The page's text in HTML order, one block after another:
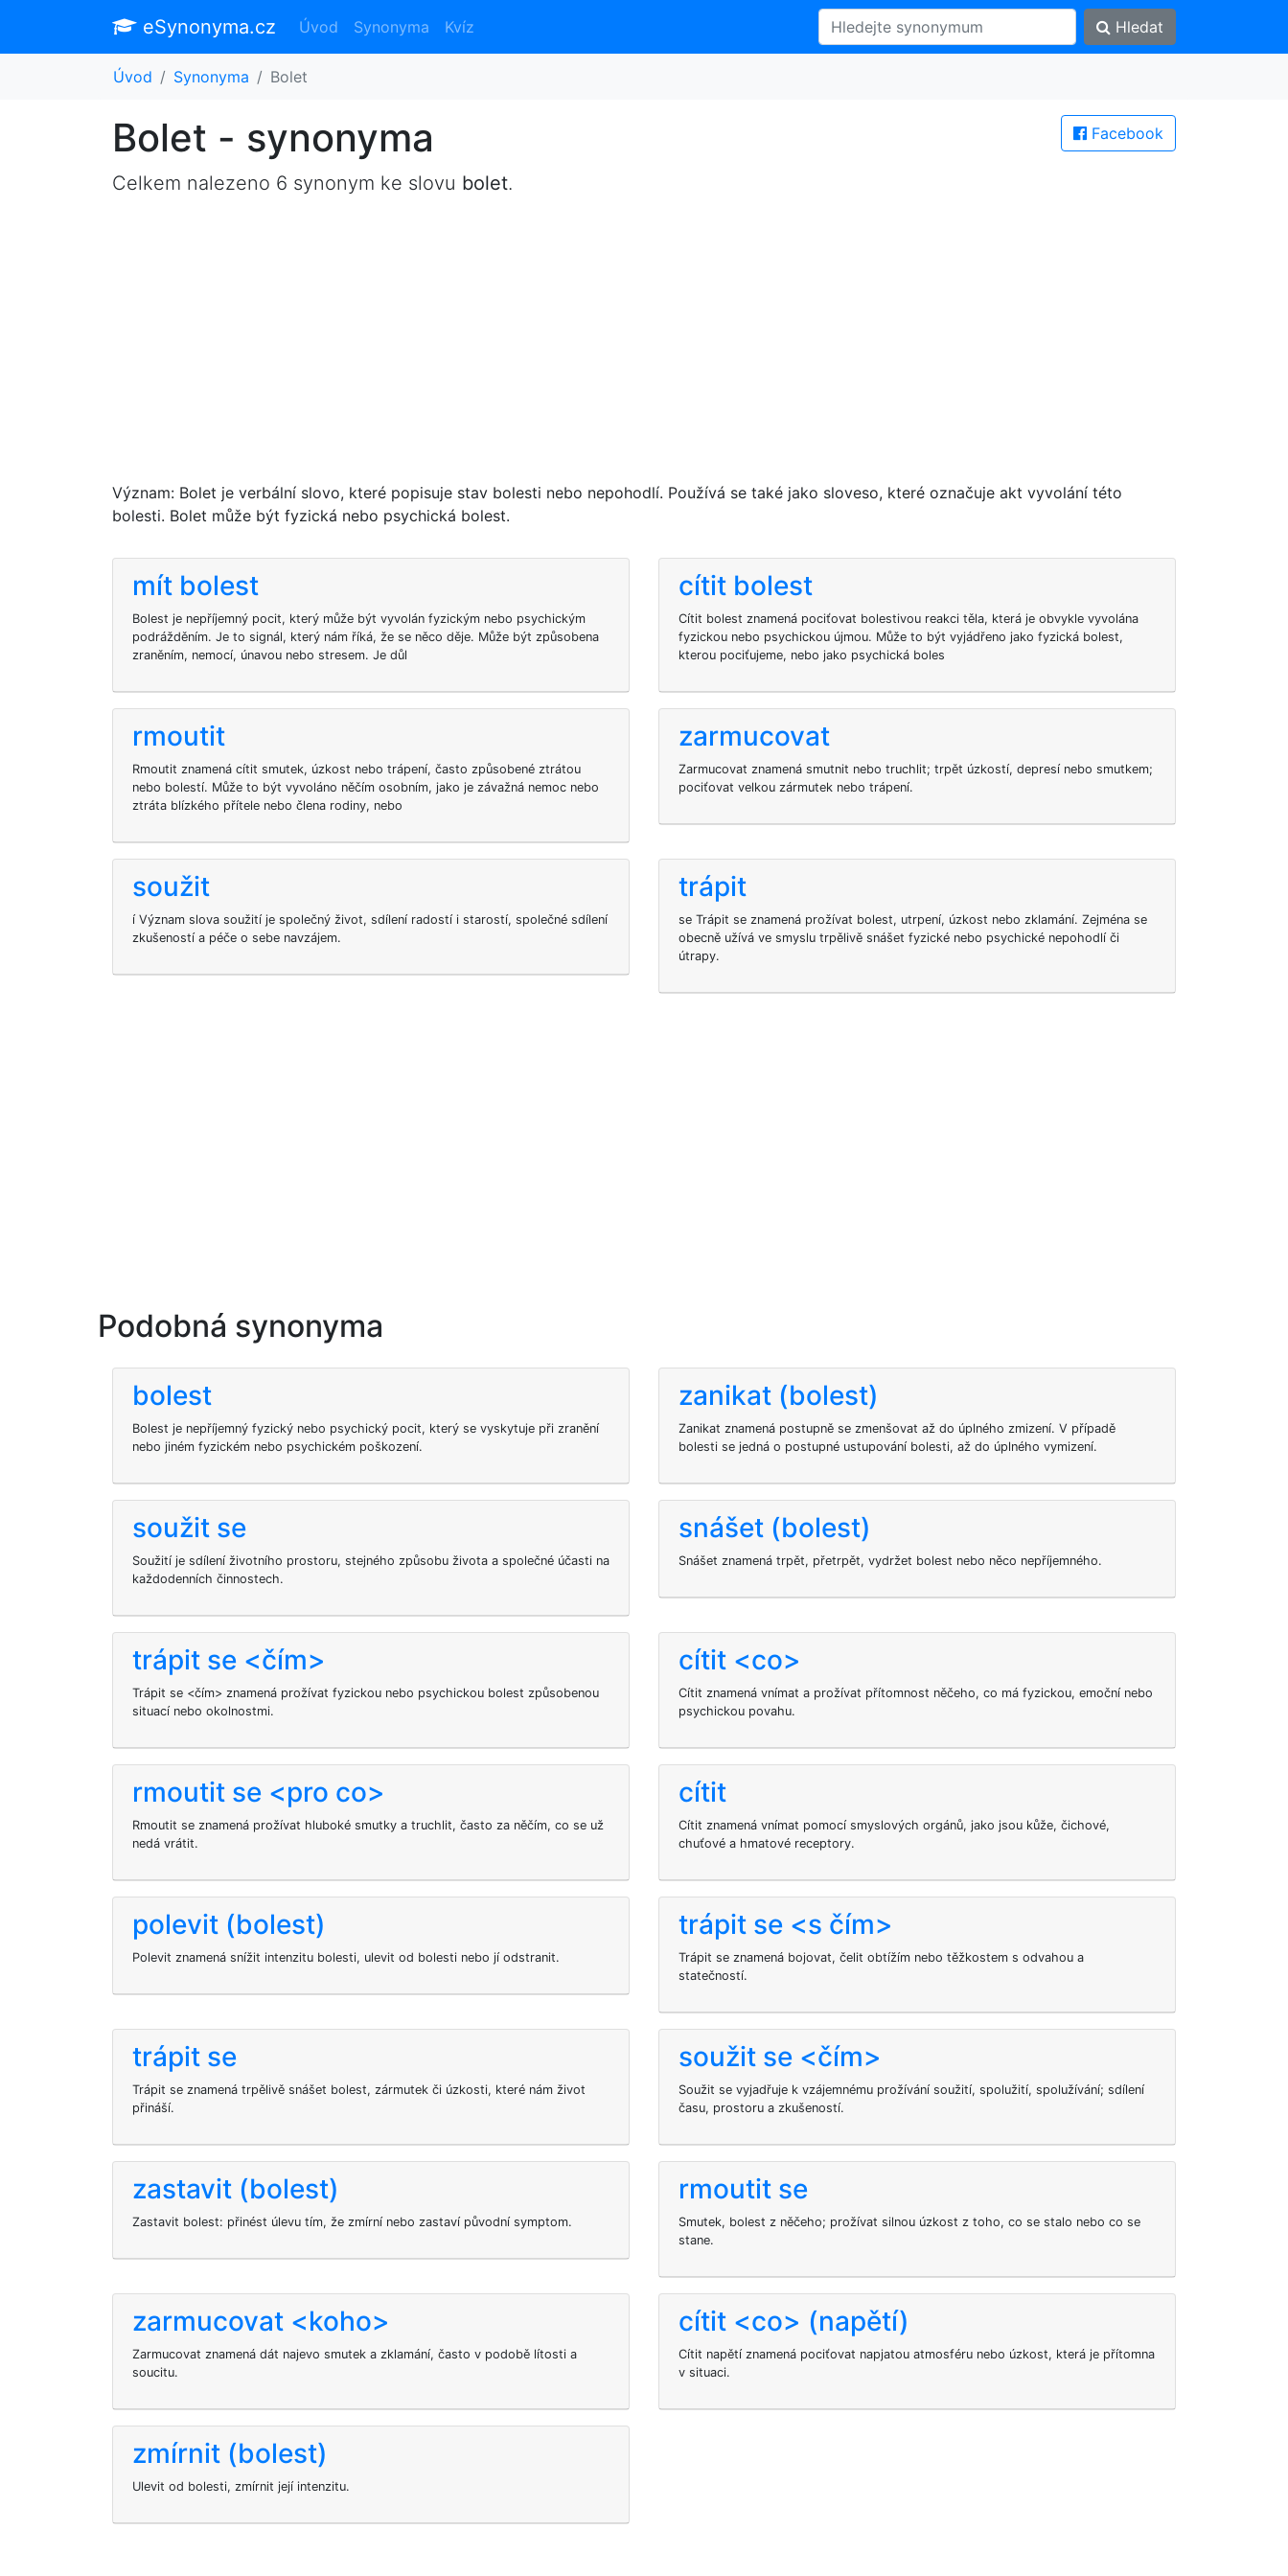
eSynonyma.cz Úvod Synonyma Kvíz Hledat
Úvod Synonyma Bolet
Facebook
Bolet - synonyma
Celkem nalezeno 6 synonym ke slovu bolet.
Význam: Bolet je verbální slovo, které popisuje stav bolesti nebo nepohodlí. Používá se také jako sloveso, které označuje akt vyvolání této
bolesti. Bolet může být fyzická nebo psychická bolest.
mít bolest
Bolest je nepříjemný pocit, který může být vyvolán fyzickým nebo psychickým
podrážděním. Je to signál, který nám říká, že se něco děje. Může být způsobena
zraněním, nemocí, únavou nebo stresem. Je důl
cítit bolest
Cítit bolest znamená pociťovat bolestivou reakci těla, která je obvykle vyvolána
fyzickou nebo psychickou újmou. Může to být vyjádřeno jako fyzická bolest,
kterou pociťujeme, nebo jako psychická boles
rmoutit
Rmoutit znamená cítit smutek, úzkost nebo trápení, často způsobené ztrátou
nebo bolestí. Může to být vyvoláno něčím osobním, jako je závažná nemoc nebo
ztráta blízkého přítele nebo člena rodiny, nebo
zarmucovat
Zarmucovat znamená smutnit nebo truchlit; trpět úzkostí, depresí nebo smutkem;
pociťovat velkou zármutek nebo trápení.
soužit
í Význam slova soužití je společný život, sdílení radostí i starostí, společné sdílení
zkušeností a péče o sebe navzájem.
trápit
se Trápit se znamená prožívat bolest, utrpení, úzkost nebo zklamání. Zejména se
obecně užívá ve smyslu trpělivě snášet fyzické nebo psychické nepohodlí či
útrapy.
Podobná synonyma
bolest
Bolest je nepříjemný fyzický nebo psychický pocit, který se vyskytuje při zranění
nebo jiném fyzickém nebo psychickém poškození.
zanikat (bolest)
Zanikat znamená postupně se zmenšovat až do úplného zmizení. V případě
bolesti se jedná o postupné ustupování bolesti, až do úplného vymizení.
soužit se
Soužití je sdílení životního prostoru, stejného způsobu života a společné účasti na
každodenních činnostech.
snášet (bolest)
Snášet znamená trpět, přetrpět, vydržet bolest nebo něco nepříjemného.
trápit se <čím>
Trápit se <čím> znamená prožívat fyzickou nebo psychickou bolest způsobenou
situací nebo okolnostmi.
cítit <co>
Cítit znamená vnímat a prožívat přítomnost něčeho, co má fyzickou, emoční nebo
psychickou povahu.
rmoutit se <pro co>
Rmoutit se znamená prožívat hluboké smutky a truchlit, často za něčím, co se už
nedá vrátit.
cítit
Cítit znamená vnímat pomocí smyslových orgánů, jako jsou kůže, čichové,
chuťové a hmatové receptory.
polevit (bolest)
Polevit znamená snížit intenzitu bolesti, ulevit od bolesti nebo jí odstranit.
trápit se <s čím>
Trápit se znamená bojovat, čelit obtížím nebo těžkostem s odvahou a
statečností.
trápit se
Trápit se znamená trpělivě snášet bolest, zármutek či úzkosti, které nám život
přináší.
soužit se <čím>
Soužit se vyjadřuje k vzájemnému prožívání soužití, spolužití, spolužívání; sdílení
času, prostoru a zkušeností.
zastavit (bolest)
Zastavit bolest: přinést úlevu tím, že zmírní nebo zastaví původní symptom.
rmoutit se
Smutek, bolest z něčeho; prožívat silnou úzkost z toho, co se stalo nebo co se
stane.
zarmucovat <koho>
Zarmucovat znamená dát najevo smutek a zklamání, často v podobě lítosti a
soucitu.
cítit <co> (napětí)
Cítit napětí znamená pociťovat napjatou atmosféru nebo úzkost, která je přítomna
v situaci.
zmírnit (bolest)
Ulevit od bolesti, zmírnit její intenzitu.